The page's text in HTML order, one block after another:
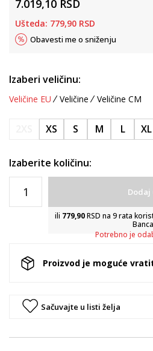
7.019,10 RSD
Ušteda: 779,90 RSD
Obavesti me o sniženju
Izaberi veličinu:
Veličine EU Veličine Veličine CM
XS S M L XL
Izaberite količinu:
Dodaj
ili 779,90RSD na 9 rata
Potrebno je
Proizvod je moguće
Sačuvajte u listi želja